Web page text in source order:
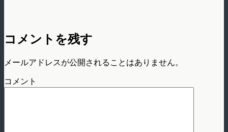
コメントを残す
メールアドレスが公開されることはありません。
コメント